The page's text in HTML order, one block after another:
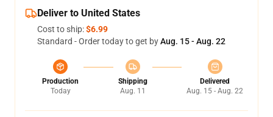
Deliver to United States
Cost to ship:$6.99
Standard - Order today to get byAug. 15 - Aug. 22
Production
Today
Shipping
Aug. 11
Delivered
Aug. 15 - Aug. 22